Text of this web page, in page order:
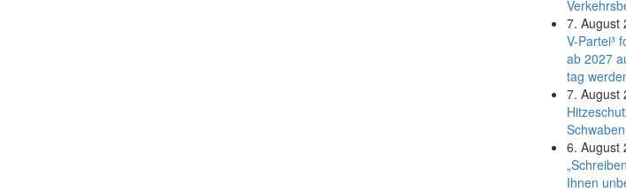
7. August
V-Partei­³
ab 2027
tag
7. August
6. August
Ihnen